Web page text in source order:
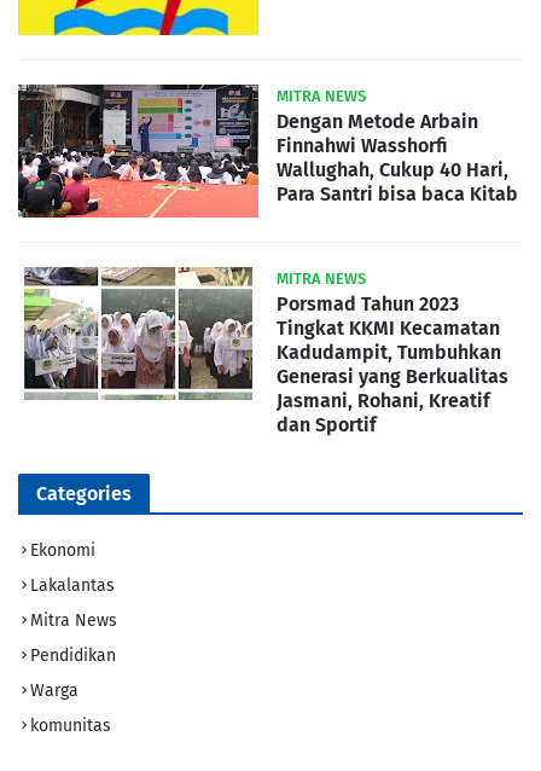
MITRA NEWS
Dengan Metode Arbain
Finnahwi Wasshorfi
Wallughah, Cukup 40 Hari,
Para Santri bisa baca Kitab
MITRA NEWS
Porsmad Tahun 2023
Tingkat KKMI Kecamatan
Kadudampit, Tumbuhkan
Generasi yang Berkualitas
Jasmani, Rohani, Kreatif
dan Sportif
Categories
Ekonomi
Lakalantas
Mitra News
Pendidikan
Warga
komunitas